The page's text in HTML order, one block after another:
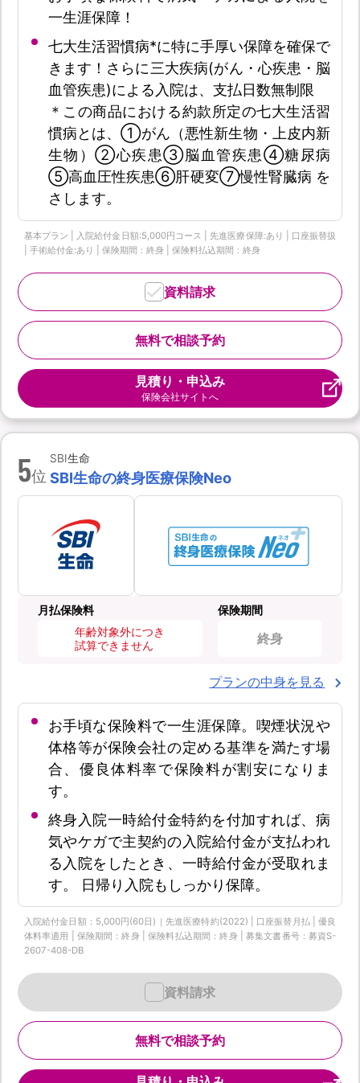
一生涯保障！
七大生活習慣病*に特に手厚い保障を確保で
きます！さらに三大疾病(がん・心疾患・脳
血管疾患)による入院は、支払日数無制限
＊この商品における約款所定の七大生活習
慣病とは、①がん（悪性新生物・上皮内新
生物）②心疾患③脳血管疾患④糖尿病
⑤高血圧性疾患⑥肝硬変⑦慢性腎臓病 を
さします。
基本プラン | 入院給付金日額:5,000円コース | 先進医療保障:あり | 口座振替扱
| 手術給付金:あり | 保険期間：終身 | 保険料払込期間：終身
無料で相談予約
資料請求
見積り・申込み
保険会社サイトへ
5位
SBI生命
SBI生命の終身医療保険Neo
月払保険料
年齢対象外につき
試算できません
保険期間
終身
プランの中身を見る
お手頃な保険料で一生涯保障。喫煙状況や
体格等が保険会社の定める基準を満たす場
合、優良体料率で保険料が割安になりま
す。
終身入院一時給付金特約を付加すれば、病
気やケガで主契約の入院給付金が支払われ
る入院をしたとき、一時給付金が受取れま
す。 日帰り入院もしっかり保障。
入院給付金日額：5,000円(60日)｜先進医療特約(2022) | 口座振替月払 | 優良
体料率適用 | 保険期間：終身 | 保険料払込期間：終身 | 募集文書番号：募資S-
2607-408-DB
無料で相談予約
資料請求